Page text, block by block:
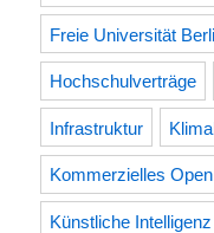
Freie Universität
Hochschulverträge
Infrastruktur
Kommerzielles
Künstliche Intelligenz